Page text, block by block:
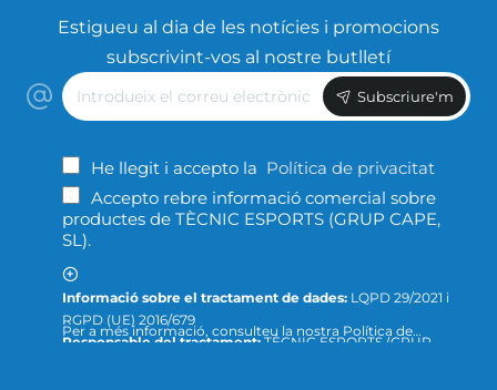
Estigueu al dia de les notícies i promocions
subscrivint-vos al nostre butlletí
Introdueix
el
correu
Subscriure'm
He llegit i accepto la Política de privacitat
Accepto rebre informació comercial sobre
productes de TÈCNIC ESPORTS (GRUP CAPE,
SL).
Informació sobre el tractament de dades: LQPD 29/2021 i
RGPD (UE) 2016/679
Responsable del tractament:TÈCNIC ESPORTS (GRUP
Per a més informació, consulteu la nostra Política de